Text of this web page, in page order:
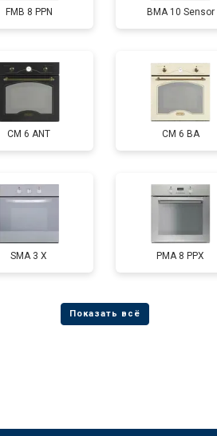
FMB 8 PPN BMA 10 Sensor
CM 6 ANT CM 6 BA
SMA 3 X PMA 8 PPX